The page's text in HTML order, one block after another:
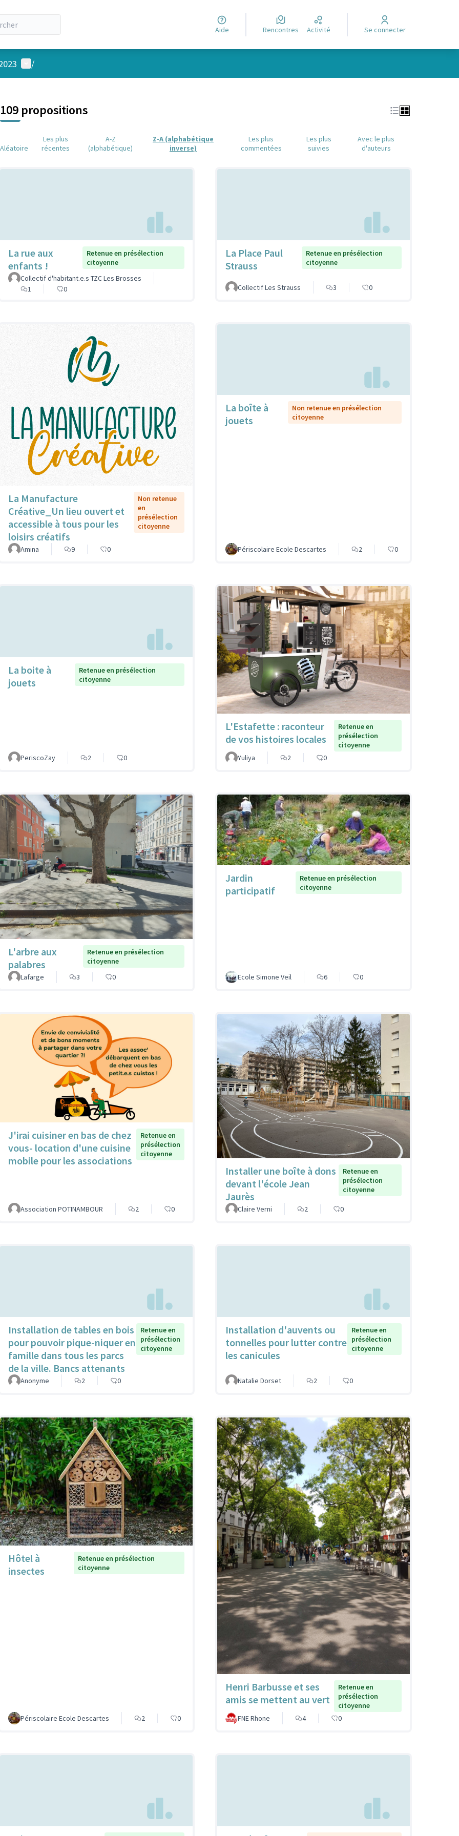
Aide Rencontres Activité Se connecter
Menu utilisateur
/
109 propositions
Aléatoire
Les plus
récentes
A-Z
(alphabétique)
Z-A (alphabétique
inverse)
Les plus
commentées
Les plus
suivies
Avec le plus
d'auteurs
La rue aux
enfants !
Retenue en présélection
citoyenne
Collectif d'habitant.e.s TZC Les Brosses
1
0
La Place Paul
Strauss
Retenue en présélection
citoyenne
Collectif Les Strauss 3 0
La Manufacture
Créative_Un lieu ouvert et
accessible à tous pour les
loisirs créatifs
Non retenue
en
présélection
citoyenne
Amina 9 0
La boîte à
jouets
Non retenue en présélection
citoyenne
Périscolaire Ecole Descartes 2 0
La boite à
jouets
Retenue en présélection
citoyenne
PeriscoZay 2 0
L'Estafette : raconteur
de vos histoires locales
Retenue en
présélection
citoyenne
Yuliya
2 0
L'arbre aux
palabres
Retenue en présélection
citoyenne
Lafarge
3 0
Jardin
participatif
Retenue en présélection
citoyenne
Ecole Simone Veil 6 0
J'irai cuisiner en bas de chez
vous- location d'une cuisine
mobile pour les associations
Retenue en
présélection
citoyenne
Association POTINAMBOUR 2 0
Installer une boîte à dons
devant l'école Jean
Jaurès
Retenue en
présélection
citoyenne
Claire Verni 2 0
Installation de tables en bois
pour pouvoir pique-niquer en
famille dans tous les parcs
de la ville. Bancs attenants
Retenue en
présélection
citoyenne
Anonyme 2 0
Installation d'auvents ou
tonnelles pour lutter contre
les canicules
Retenue en
présélection
citoyenne
Natalie Dorset 2 0
Hôtel à
insectes
Retenue en présélection
citoyenne
Périscolaire Ecole Descartes 2 0
Henri Barbusse et ses
amis se mettent au vert
Retenue en
présélection
citoyenne
FNE Rhone
4 0